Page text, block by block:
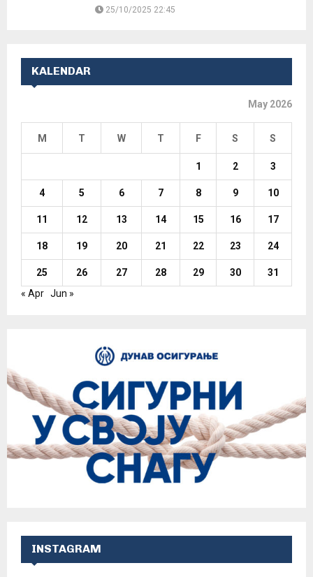
25/10/2025 22:45
KALENDAR
May 2026
M T W T F S S
1 2 3
4 5 6 7 8 9 10
11 12 13 14 15 16 17
18 19 20 21 22 23 24
25 26 27 28 29 30
31
« Apr Jun »
INSTAGRAM